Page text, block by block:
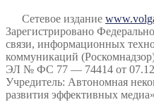
Сетевое издание
Зарегистрировано
связи, информационных
коммуникаций
ЭЛ № ФС 77 — 74414 от
Учредитель: Автономная
развития эффективных